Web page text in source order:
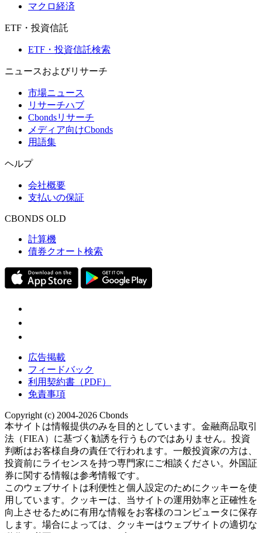
マクロ経済
ETF・投資信託
ETF・投資信託検索
ニュースおよびリサーチ
市場ニュース
リサーチハブ
Cbondsリサーチ
メディア向けCbonds
用語集
ヘルプ
会社概要
支払いの保証
CBONDS OLD
計算機
債券クオート検索
広告掲載
フィードバック
利用契約書（PDF）
免責事項
Copyright (c) 2004-2026 Cbonds
本サイトは情報提供のみを目的としています。金融商品取引
法（FIEA）に基づく勧誘を行うものではありません。投資
判断はお客様自身の責任で行われます。一般投資家の方は、
投資前にライセンスを持つ専門家にご相談ください。外国証
券に関する情報は参考情報です。
このウェブサイトは利便性と個人設定のためにクッキーを使
用しています。クッキーは、当サイトの運用効率と正確性を
向上させるために有用な情報をお客様のコンピュータに保存
します。場合によっては、クッキーはウェブサイトの適切な